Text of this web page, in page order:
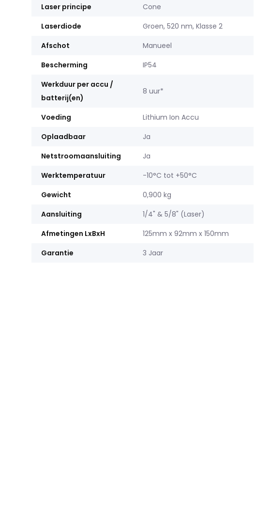
Laser principe
Cone
Laserdiode
Groen, 520 nm, Klasse 2
Afschot
Manueel
Bescherming
IP54
Werkduur per accu /
batterij(en)
8 uur*
Voeding
Lithium Ion Accu
Oplaadbaar
Ja
Netstroomaansluiting
Ja
Werktemperatuur
-10°C tot +50°C
Gewicht
0,900 kg
Aansluiting
1/4" & 5/8" (Laser)
Afmetingen LxBxH
125mm x 92mm x 150mm
Garantie
3 Jaar